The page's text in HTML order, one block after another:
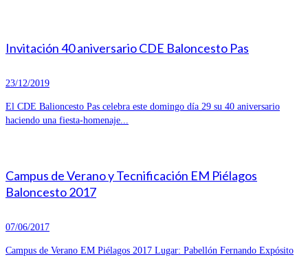
Invitación 40 aniversario CDE Baloncesto Pas
23/12/2019
El CDE Balioncesto Pas celebra este domingo día 29 su 40 aniversario
haciendo una fiesta-homenaje...
Campus de Verano y Tecnificación EM Piélagos
Baloncesto 2017
07/06/2017
Campus de Verano EM Piélagos 2017 Lugar: Pabellón Fernando Expósito